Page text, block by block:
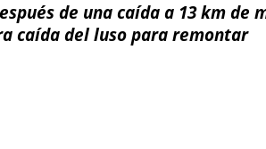
de una caída a 13 km de
caída del luso para remontar